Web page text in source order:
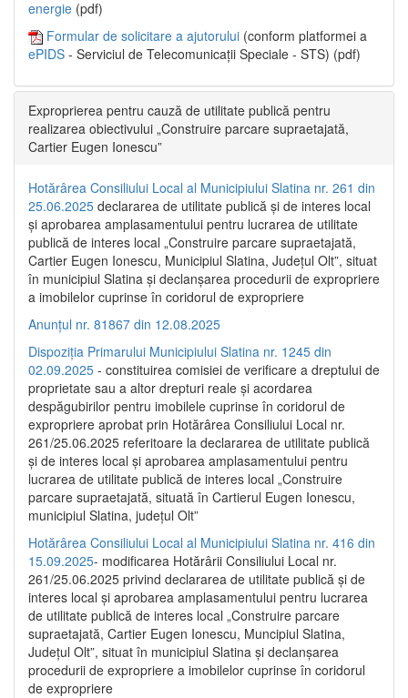
energie (pdf)
Formular de solicitare a ajutorului (conform platformei a
ePIDS - Serviciul de Telecomunicații Speciale - STS) (pdf)
Exproprierea pentru cauză de utilitate publică pentru
realizarea obiectivului „Construire parcare supraetajată,
Cartier Eugen Ionescu”
Hotărârea Consiliului Local al Municipiului Slatina nr. 261 din
25.06.2025 declararea de utilitate publică și de interes local
și aprobarea amplasamentului pentru lucrarea de utilitate
publică de interes local „Construire parcare supraetajată,
Cartier Eugen Ionescu, Municipiul Slatina, Județul Olt”, situat
în municipiul Slatina și declanșarea procedurii de expropriere
a imobilelor cuprinse în coridorul de expropriere
Anunțul nr. 81867 din 12.08.2025
Dispoziția Primarului Municipiului Slatina nr. 1245 din
02.09.2025 - constituirea comisiei de verificare a dreptului de
proprietate sau a altor drepturi reale și acordarea
despăgubirilor pentru imobilele cuprinse în coridorul de
expropriere aprobat prin Hotărârea Consiliului Local nr.
261/25.06.2025 referitoare la declararea de utilitate publică
și de interes local și aprobarea amplasamentului pentru
lucrarea de utilitate publică de interes local „Construire
parcare supraetajată, situată în Cartierul Eugen Ionescu,
municipiul Slatina, județul Olt”
Hotărârea Consiliului Local al Municipiului Slatina nr. 416 din
15.09.2025- modificarea Hotărârii Consiliului Local nr.
261/25.06.2025 privind declararea de utilitate publică și de
interes local și aprobarea amplasamentului pentru lucrarea
de utilitate publică de interes local „Construire parcare
supraetajată, Cartier Eugen Ionescu, Muncipiul Slatina,
Județul Olt”, situat în municipiul Slatina și declanșarea
procedurii de expropriere a imobilelor cuprinse în coridorul
de expropriere